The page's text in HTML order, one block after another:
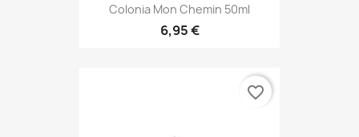
Colonia Mon Chemin 50ml
6,95 €
favorite_border